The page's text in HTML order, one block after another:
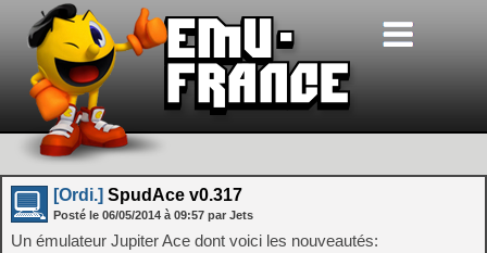
[Ordi.] SpudAce v0.317
Posté le 06/05/2014 à 09:57 par Jets
Un émulateur Jupiter Ace dont voici les nouveautés: